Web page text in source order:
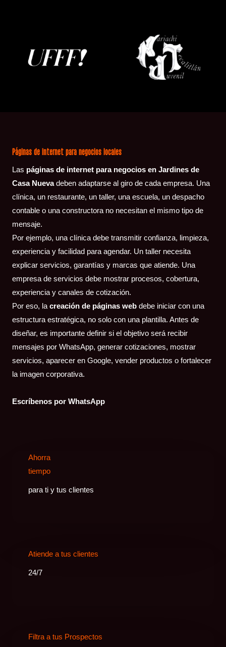
Páginas de internet para negocios locales
Las páginas de internet para negocios en Jardines de
Casa Nuevadeben adaptarse al giro de cada empresa. Una
clínica, un restaurante, un taller, una escuela, un despacho
contable o una constructora no necesitan el mismo tipo de
mensaje.
Por ejemplo, una clínica debe transmitir confianza, limpieza,
experiencia y facilidad para agendar. Un taller necesita
explicar servicios, garantías y marcas que atiende. Una
empresa de servicios debe mostrar procesos, cobertura,
experiencia y canales de cotización.
Por eso, la creación de páginas web debe iniciar con una
estructura estratégica, no solo con una plantilla. Antes de
diseñar, es importante definir si el objetivo será recibir
mensajes por WhatsApp, generar cotizaciones, mostrar
servicios, aparecer en Google, vender productos o fortalecer
la imagen corporativa.
Escríbenos por WhatsApp
Ahorra
tiempo
para ti y tus clientes
Atiende a tus clientes
24/7
Filtra a tus Prospectos